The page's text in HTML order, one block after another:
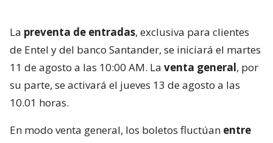
La preventa de entradas, exclusiva para clientes
de Entel y del banco Santander, se iniciará el martes
11 de agosto a las 10:00 AM. La venta general, por
su parte, se activará el jueves 13 de agosto a las
10.01 horas.
En modo venta general, los boletos fluctúan entre